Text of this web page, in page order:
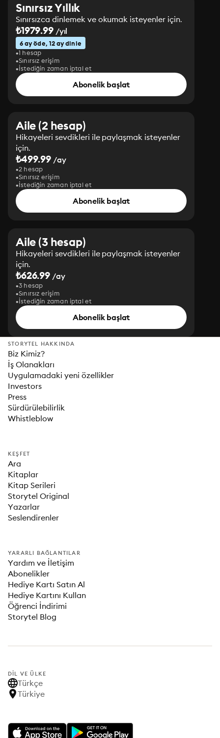
Sınırsız Yıllık
Sınırsızca dinlemek ve okumak isteyenler için.
₺1979.99/yıl
6 ay öde, 12 ay dinle
1 hesap
Sınırsız erişim
İstediğin zaman iptal et
Abonelik başlat
Aile (2 hesap)
Hikayeleri sevdikleri ile paylaşmak isteyenler
için.
₺499.99 /ay
2 hesap
Sınırsız erişim
İstediğin zaman iptal et
Abonelik başlat
Aile (3 hesap)
Hikayeleri sevdikleri ile paylaşmak isteyenler
için.
₺626.99 /ay
3 hesap
Sınırsız erişim
İstediğin zaman iptal et
Abonelik başlat
STORYTEL HAKKINDA
Biz Kimiz?
İş Olanakları
Uygulamadaki yeni özellikler
Investors
Press
Sürdürülebilirlik
Whistleblow
KEŞFET
Ara
Kitaplar
Kitap Serileri
Storytel Original
Yazarlar
Seslendirenler
YARARLI BAĞLANTILAR
Yardım ve İletişim
Abonelikler
Hediye Kartı Satın Al
Hediye Kartını Kullan
Öğrenci İndirimi
Storytel Blog
DIL VE ÜLKE
Türkçe
Türkiye